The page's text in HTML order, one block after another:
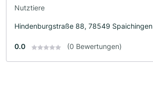
Nutztiere
Hindenburgstraße 88, 78549 Spaichingen
0.0 (0 Bewertungen)